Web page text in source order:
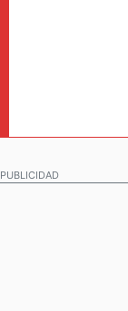
PUBLICIDAD